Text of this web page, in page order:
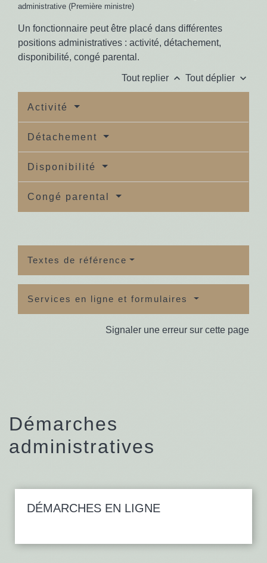
administrative (Première ministre)
Un fonctionnaire peut être placé dans différentes
positions administratives : activité, détachement,
disponibilité, congé parental.
Tout replier keyboard_arrow_up Tout déplier keyboard_arrow_down
Activité
Détachement
Disponibilité
Congé parental
Textes de référence
Services en ligne et formulaires
Signaler une erreur sur cette page
Démarches
administratives
DÉMARCHES EN LIGNE